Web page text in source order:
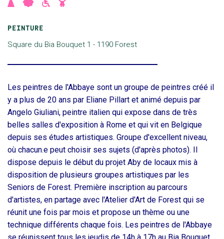
PEINTURE
Square du Bia Bouquet 1
Les peintres de l'Abbaye sont un groupe de peintres créé il
y a plus de 20 ans par Eliane Pillart et animé depuis par
Angelo Giuliani, peintre italien qui expose dans de très
belles salles d'exposition à Rome et qui vit en Belgique
depuis ses études artistiques. Groupe d'excellent niveau,
où chacun.e peut choisir ses sujets (d'après photos). Il
dispose depuis le début du projet Aby de locaux mis à
disposition de plusieurs groupes artistiques par les
Seniors de Forest. Première inscription au parcours
d'artistes, en partage avec l'Atelier d'Art de Forest qui se
réunit une fois par mois et propose un thème ou une
technique différents chaque fois. Les peintres de l'Abbaye